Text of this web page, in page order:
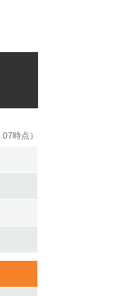
時点）